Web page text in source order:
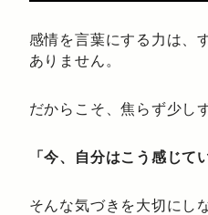
感情を言葉にする力は、
ありません。
だからこそ、焦らず少し
「今、自分はこう感じて
そんな気づきを大切にし